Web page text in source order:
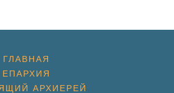
ГЛАВНАЯ
ЕПАРХИЯ
АРХИЕРЕЙ